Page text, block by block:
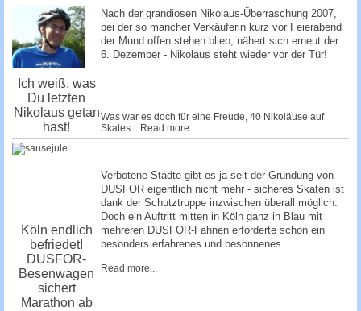
Ich weiß, was
Du letzten
Nikolaus getan
hast!
Nach der grandiosen Nikolaus-Überraschung 2007,
bei der so mancher Verkäuferin kurz vor Feierabend
der Mund offen stehen blieb, nähert sich erneut der
6. Dezember - Nikolaus steht wieder vor der Tür!
Was war es doch für eine Freude, 40 Nikoläuse auf
Skates... Read more...
Köln endlich
befriedet!
DUSFOR-
Besenwagen
sichert
Marathon ab
Verbotene Städte gibt es ja seit der Gründung von
DUSFOR eigentlich nicht mehr - sicheres Skaten ist
dank der Schutztruppe inzwischen überall möglich.
Doch ein Auftritt mitten in Köln ganz in Blau mit
mehreren DUSFOR-Fahnen erforderte schon ein
besonders erfahrenes und besonnenes...
Read more...